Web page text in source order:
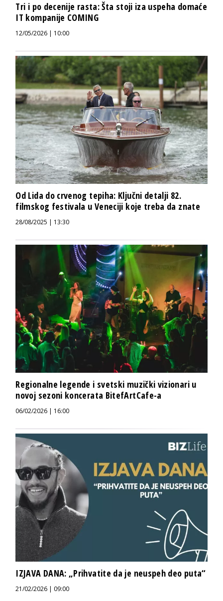
Tri i po decenije rasta: Šta stoji iza uspeha domaće
IT kompanije COMING
12/05/2026 | 10:00
Od Lida do crvenog tepiha: Ključni detalji 82.
filmskog festivala u Veneciji koje treba da znate
28/08/2025 | 13:30
Regionalne legende i svetski muzički vizionari u
novoj sezoni koncerata BitefArtCafe-a
06/02/2026 | 16:00
IZJAVA DANA: „Prihvatite da je neuspeh deo puta“
21/02/2026 | 09:00